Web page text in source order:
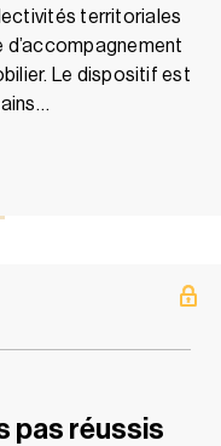
territoriales
d’accompagnement
Le dispositif est
pas réussis